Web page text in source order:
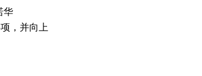
华
，并向上